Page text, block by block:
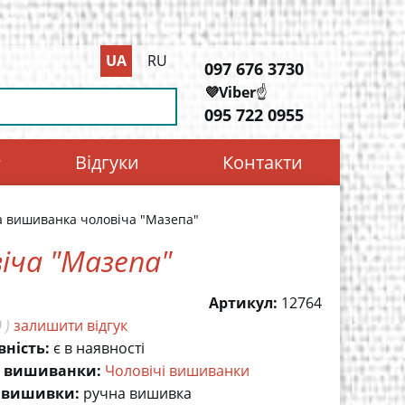
UA RU 097 676 3730
💜Viber☝️
095 722 0955
Відгуки Контакти
вишиванка чоловіча "Мазепа"
"Мазепа"
Артикул: 12764
) залишити відгук
є в наявності
вишиванки: Чоловічі вишиванки
вишивки: ручна вишивка